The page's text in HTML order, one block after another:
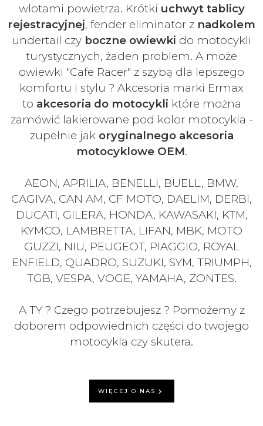
wlotami powietrza. Krótki uchwyt tablicy
rejestracyjnej, fender eliminator z nadkolem
undertail czy boczne owiewki do motocykli
turystycznych, żaden problem. A może
owiewki "Cafe Racer" z szybą dla lepszego
komfortu i stylu ? Akcesoria marki Ermax
to akcesoria do motocykli które można
zamówić lakierowane pod kolor motocykla -
zupełnie jak oryginalnego akcesoria
motocyklowe OEM.
AEON, APRILIA, BENELLI, BUELL, BMW,
CAGIVA, CAN AM, CF MOTO, DAELIM, DERBI,
DUCATI, GILERA, HONDA, KAWASAKI, KTM,
KYMCO, LAMBRETTA, LIFAN, MBK, MOTO
GUZZI, NIU, PEUGEOT, PIAGGIO, ROYAL
ENFIELD, QUADRO, SUZUKI, SYM, TRIUMPH,
TGB, VESPA, VOGE, YAMAHA, ZONTES.
A TY ? Czego potrzebujesz ? Pomożemy z
doborem odpowiednich części do twojego
motocykla czy skutera.
WIĘCEJ O NAS